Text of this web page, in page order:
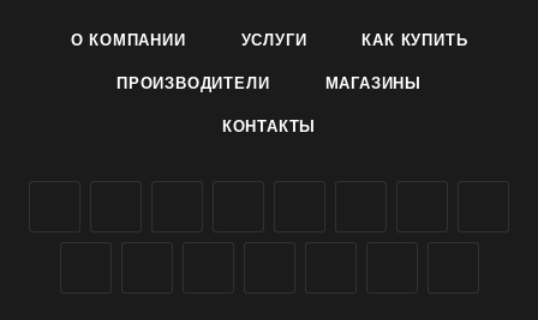
- Повышает устойчивость растения к неблагоприятным
О КОМПАНИИ УСЛУГИ КАК КУПИТЬ
ПРОИЗВОДИТЕЛИ МАГАЗИНЫ
КОНТАКТЫ